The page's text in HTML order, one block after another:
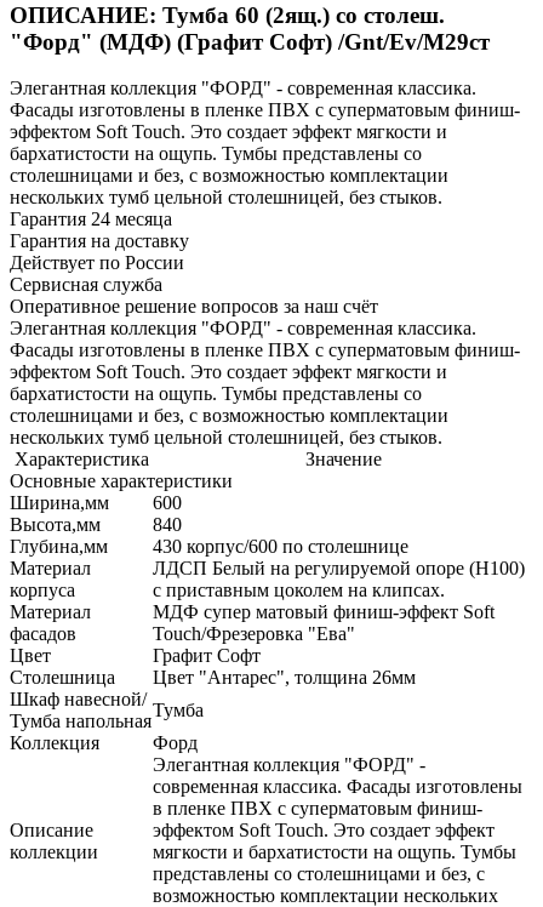
ОПИСАНИЕ: Тумба 60 (2ящ.) со столеш.
"Форд" (МДФ) (Графит Софт) /Gnt/Ev/М29ст
Элегантная коллекция "ФОРД" - современная классика.
Фасады изготовлены в пленке ПВХ с суперматовым финиш-
эффектом Soft Touch. Это создает эффект мягкости и
бархатистости на ощупь. Тумбы представлены со
столешницами и без, с возможностью комплектации
нескольких тумб цельной столешницей, без стыков.
Гарантия 24 месяца
Гарантия на доставку
Действует по России
Сервисная служба
Оперативное решение вопросов за наш счёт
Элегантная коллекция "ФОРД" - современная классика.
Фасады изготовлены в пленке ПВХ с суперматовым финиш-
эффектом Soft Touch. Это создает эффект мягкости и
бархатистости на ощупь. Тумбы представлены со
столешницами и без, с возможностью комплектации
нескольких тумб цельной столешницей, без стыков.
Характеристика
Значение
Основные характеристики
Ширина,мм
600
Высота,мм
840
Глубина,мм
430 корпус/600 по столешнице
Материал
корпуса
ЛДСП Белый на регулируемой опоре (H100)
с приставным цоколем на клипсах.
Материал
фасадов
МДФ супер матовый финиш-эффект Soft
Touch/Фрезеровка "Ева"
Цвет
Графит Софт
Столешница
Цвет "Антарес", толщина 26мм
Шкаф навесной/
Тумба напольная
Тумба
Коллекция
Форд
Описание
коллекции
Элегантная коллекция "ФОРД" -
современная классика. Фасады изготовлены
в пленке ПВХ с суперматовым финиш-
эффектом Soft Touch. Это создает эффект
мягкости и бархатистости на ощупь. Тумбы
представлены со столешницами и без, с
возможностью комплектации нескольких